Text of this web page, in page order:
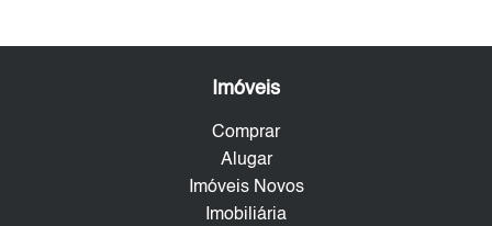
Imóveis
Comprar
Alugar
Imóveis Novos
Imobiliária